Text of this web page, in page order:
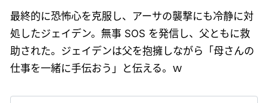
最終的に恐怖心を克服し、アーサの襲撃にも冷静に対
処したジェイデン。無事 SOS を発信し、父ともに救
助された。ジェイデンは父を抱擁しながら「母さんの
仕事を一緒に手伝おう」と伝える。ｗ